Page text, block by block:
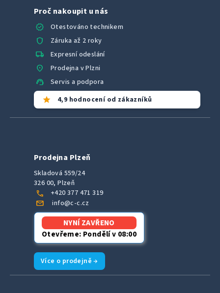
Proč nakoupit u nás
verified
Otestováno technikem
shield Záruka až 2 roky
local_shipping Expresní odeslání
location_on Prodejna v Plzni
support_agent Servis a podpora
star 4,9 hodnocení od zákazníků
Prodejna Plzeň
Skladová 559/24
326 00, Plzeň
call +420 377 471 319
mail info@c-c.cz
NYNÍ ZAVŘENO
Otevřeme: Pondělí v 08:00
Více o prodejně →